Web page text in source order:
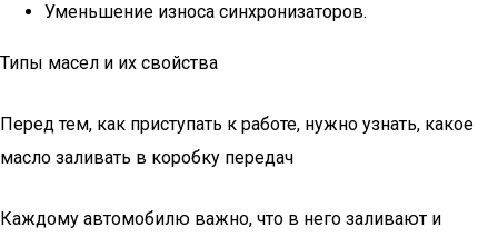
Уменьшение износа синхронизаторов.
Типы масел и их свойства
Перед тем, как приступать к работе, нужно узнать, какое
масло заливать в коробку передач
Каждому автомобилю важно, что в него заливают и